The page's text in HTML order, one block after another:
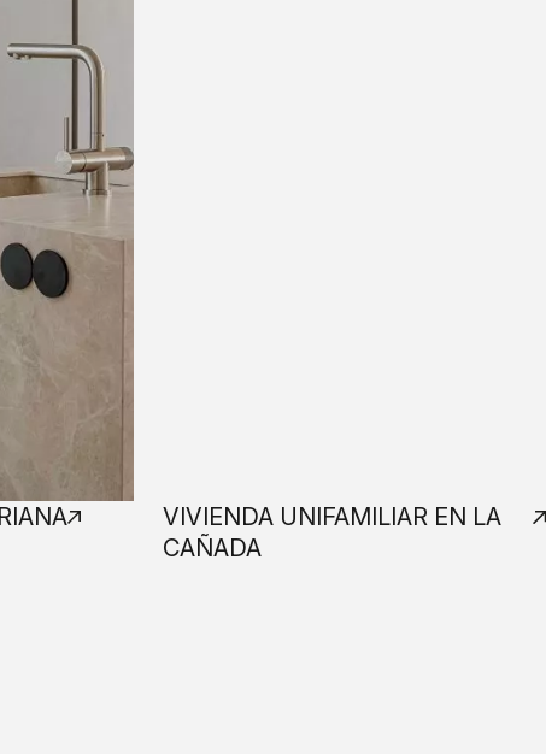
VIVIENDA UNIFAMILIAR EN LA
CAÑADA